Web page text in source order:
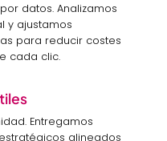
datos. Analizamos
y ajustamos
para reducir costes
cada clic.
Entregamos
estratégicos alineados